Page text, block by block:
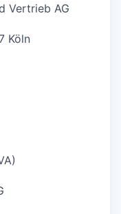
Vertrieb AG
Köln